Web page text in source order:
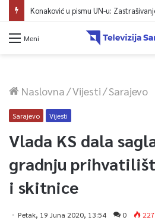
Konaković u pismu UN-u: Zastrašivanje
Meni
Naslovna/Vijesti/Sarajevo
Sarajevo Vijesti
Vlada KS dala
gradnju
i skitnice
Petak, 19 Juna 2020, 13:54 0 227